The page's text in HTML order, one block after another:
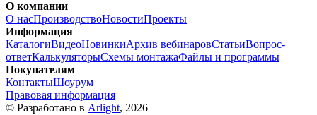
О компании
О насПроизводствоНовостиПроекты
Информация
КаталогиВидеоНовинкиАрхив вебинаровСтатьиВопрос-
ответКалькуляторыСхемы монтажаФайлы и программы
Покупателям
КонтактыШоурум
Правовая информация
© Разработано в Arlight, 2026